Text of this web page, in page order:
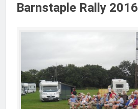
Barnstaple Rally 2016